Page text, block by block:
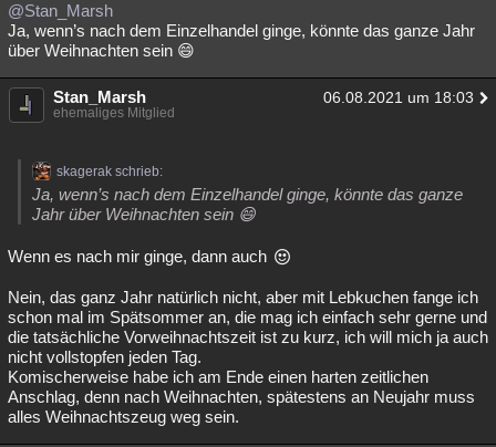
@Stan_Marsh
Ja, wenn’s nach dem Einzelhandel ginge, könnte das ganze Jahr
über Weihnachten sein 😄
Stan_Marsh 06.08.2021 um 18:03
ehemaliges Mitglied
skagerak schrieb:
Ja, wenn’s nach dem Einzelhandel ginge, könnte das ganze
Jahr über Weihnachten sein 😄
Wenn es nach mir ginge, dann auch
Nein, das ganz Jahr natürlich nicht, aber mit Lebkuchen fange ich
schon mal im Spätsommer an, die mag ich einfach sehr gerne und
die tatsächliche Vorweihnachtszeit ist zu kurz, ich will mich ja auch
nicht vollstopfen jeden Tag.
Komischerweise habe ich am Ende einen harten zeitlichen
Anschlag, denn nach Weihnachten, spätestens an Neujahr muss
alles Weihnachtszeug weg sein.